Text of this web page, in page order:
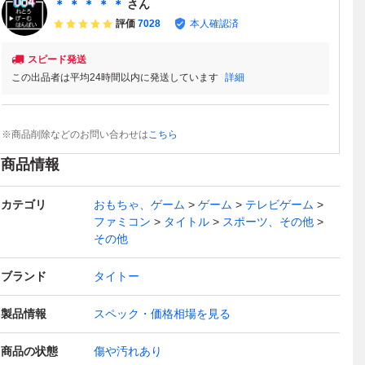
＊ ＊ ＊ ＊ ＊ さん
評価 7028 本人確認済
スピード発送
この出品者は平均24時間以内に発送しています 詳細
※商品削除などのお問い合わせはこちら
商品情報
カテゴリ おもちゃ、ゲーム ゲーム
テレビゲーム
ファミコン
タイトル
スポーツ、その他
その他
ブランド タイトー
製品情報 スペック・価格相場を見る
商品の状態 傷や汚れあり